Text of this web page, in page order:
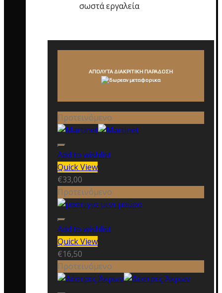
σωστά εργαλεία
ΑΠΟΛΥΤΑ ΔΙΑΚΡΙΤΙΚΗ ΠΑΡΑΔΟΣΗ
Προτεινόμενο
Add to wishlist
Quick View
€33,00
Προτεινόμενο
Add to wishlist
Quick View
€16,50
Προτεινόμενο